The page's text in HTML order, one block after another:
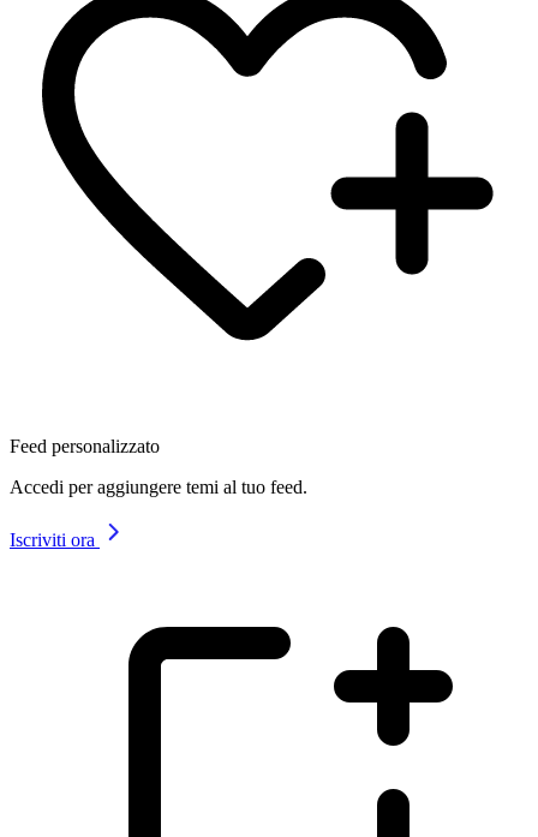
Feed personalizzato
Accedi per aggiungere temi al tuo feed.
Iscriviti ora